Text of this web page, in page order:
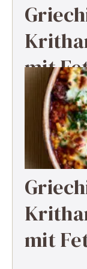
mit
mit